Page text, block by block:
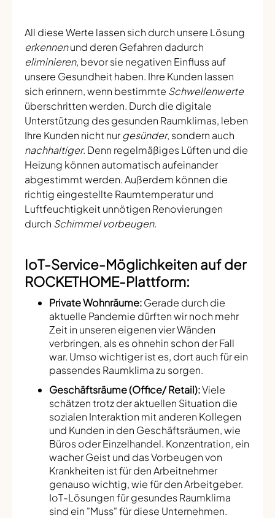
All diese Werte lassen sich durch unsere Lösung
erkennenund deren Gefahren dadurch
eliminieren, bevor sie negativen Einfluss auf
unsere Gesundheit haben. Ihre Kunden lassen
sich erinnern, wenn bestimmte Schwellenwerte
überschritten werden. Durch die digitale
Unterstützung des gesunden Raumklimas, leben
Ihre Kunden nicht nurgesünder, sondern auch
nachhaltiger. Denn regelmäßiges Lüften und die
Heizung können automatisch aufeinander
abgestimmt werden. Außerdem können die
richtig eingestellte Raumtemperatur und
Luftfeuchtigkeit unnötigen Renovierungen
durch Schimmel vorbeugen.
IoT-Service-Möglichkeiten auf der
ROCKETHOME-Plattform:
Private Wohnräume:Gerade durch die
aktuelle Pandemie dürften wir noch mehr
Zeit in unseren eigenen vier Wänden
verbringen, als es ohnehin schon der Fall
war. Umso wichtiger ist es, dort auch für ein
passendes Raumklima zu sorgen.
Geschäftsräume (Office/ Retail):Viele
schätzen trotz der aktuellen Situation die
sozialen Interaktion mit anderen Kollegen
und Kunden in den Geschäftsräumen, wie
Büros oder Einzelhandel. Konzentration, ein
wacher Geist und das Vorbeugen von
Krankheiten ist für den Arbeitnehmer
genauso wichtig, wie für den Arbeitgeber.
IoT-Lösungen für gesundes Raumklima
sind ein "Muss" für diese Unternehmen.